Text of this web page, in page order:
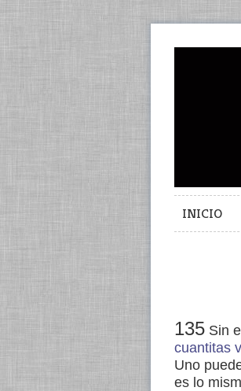
INICIO
135 Sin
cuantitas
Uno
es lo